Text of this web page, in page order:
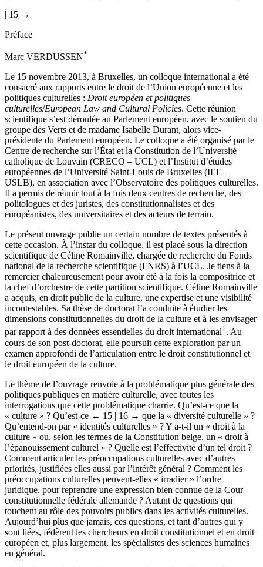
| 15 →
Préface
Marc VERDUSSEN*
Le 15 novembre 2013, à Bruxelles, un colloque international a été
consacré aux rapports entre le droit de l’Union européenne et les
politiques culturelles : Droit européen et politiques
culturelles/European Law and Cultural Policies. Cette réunion
scientifique s’est déroulée au Parlement européen, avec le soutien du
groupe des Verts et de madame Isabelle Durant, alors vice-
présidente du Parlement européen. Le colloque a été organisé par le
Centre de recherche sur l’État et la Constitution de l’Université
catholique de Louvain (CRECO – UCL) et l’Institut d’études
européennes de l’Université Saint-Louis de Bruxelles (IEE –
USLB), en association avec l’Observatoire des politiques culturelles.
Il a permis de réunir tout à la fois deux centres de recherche, des
politologues et des juristes, des constitutionnalistes et des
européanistes, des universitaires et des acteurs de terrain.
Le présent ouvrage publie un certain nombre de textes présentés à
cette occasion. À l’instar du colloque, il est placé sous la direction
scientifique de Céline Romainville, chargée de recherche du Fonds
national de la recherche scientifique (FNRS) à l’UCL. Je tiens à la
remercier chaleureusement pour avoir été à la fois la compositrice et
la chef d’orchestre de cette partition scientifique. Céline Romainville
a acquis, en droit public de la culture, une expertise et une visibilité
incontestables. Sa thèse de doctorat l’a conduite à étudier les
dimensions constitutionnelles du droit de la culture et à les envisager
par rapport à des données essentielles du droit international1. Au
cours de son post-doctorat, elle poursuit cette exploration par un
examen approfondi de l’articulation entre le droit constitutionnel et
le droit européen de la culture.
Le thème de l’ouvrage renvoie à la problématique plus générale des
politiques publiques en matière culturelle, avec toutes les
interrogations que cette problématique charrie. Qu’est-ce que la
« culture » ? Qu’est-ce ← 15 | 16 → que la « diversité culturelle » ?
Qu’entend-on par « identités culturelles » ? Y a-t-il un « droit à la
culture » ou, selon les termes de la Constitution belge, un « droit à
l’épanouissement culturel » ? Quelle est l’effectivité d’un tel droit ?
Comment articuler les préoccupations culturelles avec d’autres
priorités, justifiées elles aussi par l’intérêt général ? Comment les
préoccupations culturelles peuvent-elles « irradier » l’ordre
juridique, pour reprendre une expression bien connue de la Cour
constitutionnelle fédérale allemande ? Autant de questions qui
touchent au rôle des pouvoirs publics dans les activités culturelles.
Aujourd’hui plus que jamais, ces questions, et tant d’autres qui y
sont liées, fédèrent les chercheurs en droit constitutionnel et en droit
européen et, plus largement, les spécialistes des sciences humaines
en général.